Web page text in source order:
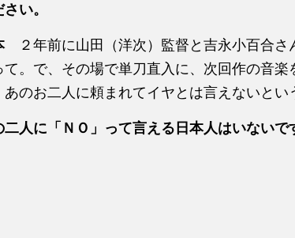
さい。
２年前に山田（洋次）監督と吉永小百合
て。で、その場で単刀直入に、次回作の音楽
あのお二人に頼まれてイヤとは言えないとい
二人に「ＮＯ」って言える日本人はいないで